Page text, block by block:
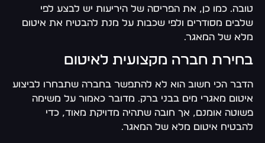
טובה. כמו כן, את הפריסה של היריעות יש לבצע לפי
שלבים מסודרים ולפי שכבות על מנת להבטיח את איטום
מלא של המאגר.
בחירת חברה מקצועית לאיטום
הדבר הכי חשוב הוא לא להתפשר בחברה שתבחרו לביצוע
איטום מאגרי מים בבני ברק. מדובר כאמור על משימה
פשוטה אומנם, אך חובה שתהיה מדויקת מאוד, כדי
להבטיח איטום מלא של המאגר.